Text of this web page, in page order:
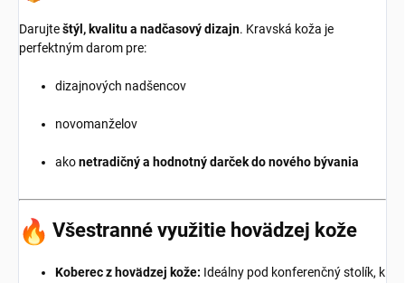
Darujteštýl, kvalitu a nadčasový dizajn. Kravská koža je
perfektným darom pre:
dizajnových nadšencov
novomanželov
akonetradičný a hodnotný darček do nového bývania
Všestranné využitie hovädzej kože
Koberec z hovädzej kože: Ideálny pod konferenčný stolík, k